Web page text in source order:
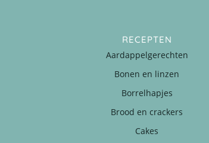
RECEPTEN
Aardappelgerechten
Bonen en linzen
Borrelhapjes
Brood en crackers
Cakes